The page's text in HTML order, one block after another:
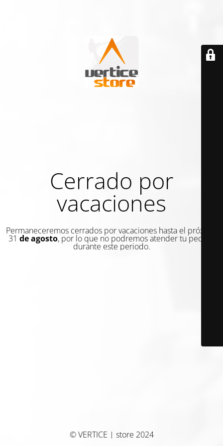
Cerrado por
vacaciones
Permaneceremos cerrados por vacaciones hasta el próximo
31 de agosto, por lo que no podremos atender tu pedido
durante este periodo.
© VERTICE | store 2024